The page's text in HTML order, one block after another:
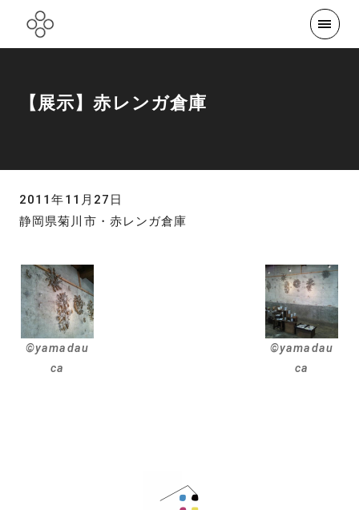
【展示】赤レンガ倉庫
2011年11月27日
静岡県菊川市・赤レンガ倉庫
©︎yamadau
ca
©︎yamadau
ca